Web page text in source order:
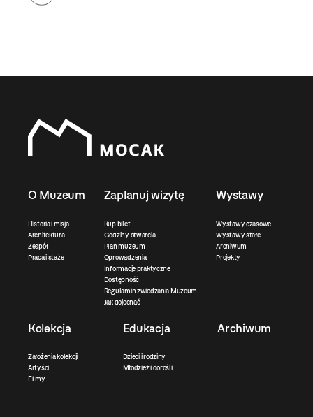
O Muzeum
Historia i misja
Architektura
Zespół
Praca i staże
Zaplanuj wizytę
Kup bilet
Godziny otwarcia
Plan muzeum
Oprowadzenia
Informacje praktyczne
Dostępność
Regulamin zwiedzania Muzeum
Jak dojechać
Wystawy
Wystawy czasowe
Wystawy stałe
Archiwum
Projekty
Kolekcja
Założenia kolekcji
Artyści
Filmy
Edukacja
Dzieci i rodziny
Młodzież i dorośli
Archiwum